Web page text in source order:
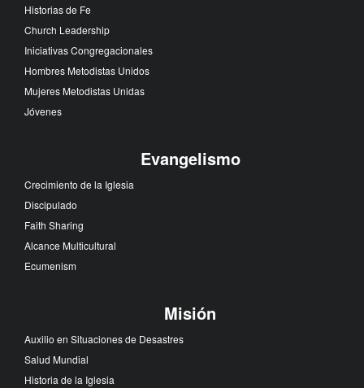
Historias de Fe
Church Leadership
Iniciativas Congregacionales
Hombres Metodistas Unidos
Mujeres Metodistas Unidas
Jóvenes
Evangelismo
Crecimiento de la Iglesia
Discipulado
Faith Sharing
Alcance Multicultural
Ecumenism
Misión
Auxilio en Situaciones de Desastres
Salud Mundial
Historia de la Iglesia